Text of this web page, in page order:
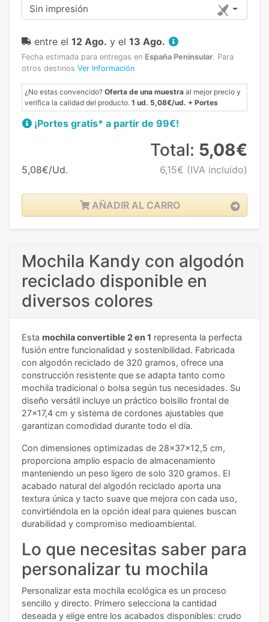
Sin impresión
entre el 12 Ago. y el 13 Ago.
Fecha estimada para entregas en España Peninsular. Para
otros destinos Ver Información
¿No estas convencido? Oferta de una muestra al mejor precio y
verifica la calidad del producto. 1 ud. 5,08€/ud. + Portes
¡Portes gratis* a partir de 99€!
5,08€/Ud.
Total: 5,08€
6,15€ (IVA incluido)
AÑADIR AL CARRO
Mochila Kandy con algodón
reciclado disponible en
diversos colores
Esta mochila convertible 2 en 1 representa la perfecta
fusión entre funcionalidad y sostenibilidad. Fabricada
con algodón reciclado de 320 gramos, ofrece una
construcción resistente que se adapta tanto como
mochila tradicional o bolsa según tus necesidades. Su
diseño versátil incluye un práctico bolsillo frontal de
27x17,4 cm y sistema de cordones ajustables que
garantizan comodidad durante todo el día.
Con dimensiones optimizadas de 28x37x12,5 cm,
proporciona amplio espacio de almacenamiento
manteniendo un peso ligero de solo 320 gramos. El
acabado natural del algodón reciclado aporta una
textura única y tacto suave que mejora con cada uso,
convirtiéndola en la opción ideal para quienes buscan
durabilidad y compromiso medioambiental.
Lo que necesitas saber para
personalizar tu mochila
Personalizar esta mochila ecológica es un proceso
sencillo y directo. Primero selecciona la cantidad
deseada y elige entre los acabados disponibles: crudo